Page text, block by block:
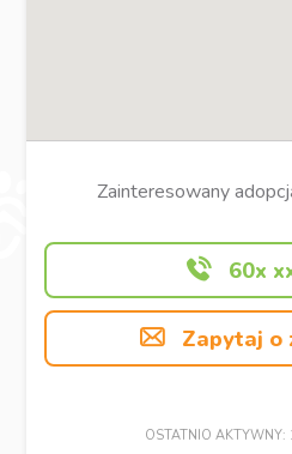
Zainteresowany
60x
Zapytaj o
OSTATNIO